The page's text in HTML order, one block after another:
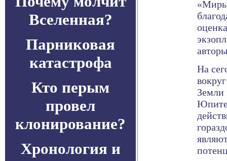
Вселенная?
Парниковая
катастрофа
Кто перым
провел
клонирование?
Хронология и
«Миры
На
Земли